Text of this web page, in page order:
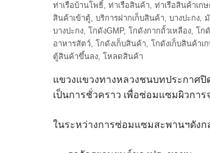
ท่าเรือบ้านโพธิ์, ท่าเรือสินค้า, ท่าเรือสินค้าเก
สินค้าเข้าตู้, บริการฝากเก็บสินค้า, บางปะกง,
บางปะกง, โกดังGMP, โกดังกากถั้วเหลือง, โก
อาหารสัตว์, โกดังเก็บสินค้า, โกดังเก็บสินค้าเ
ตู้สินค้าขึ้นลง, โหลดสินค้า
แขวงแขวงทางหลวงชนบทประกาศ
เป็นการชั่วคราว เพื่อซ่อมแซมผิวกา
ในระหว่างการซ่อมแซมสะพานฯดังก